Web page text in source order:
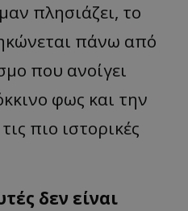
πλησιάζει, το
πάνω από
που ανοίγει
φως και την
πιο ιστορικές
δεν είναι